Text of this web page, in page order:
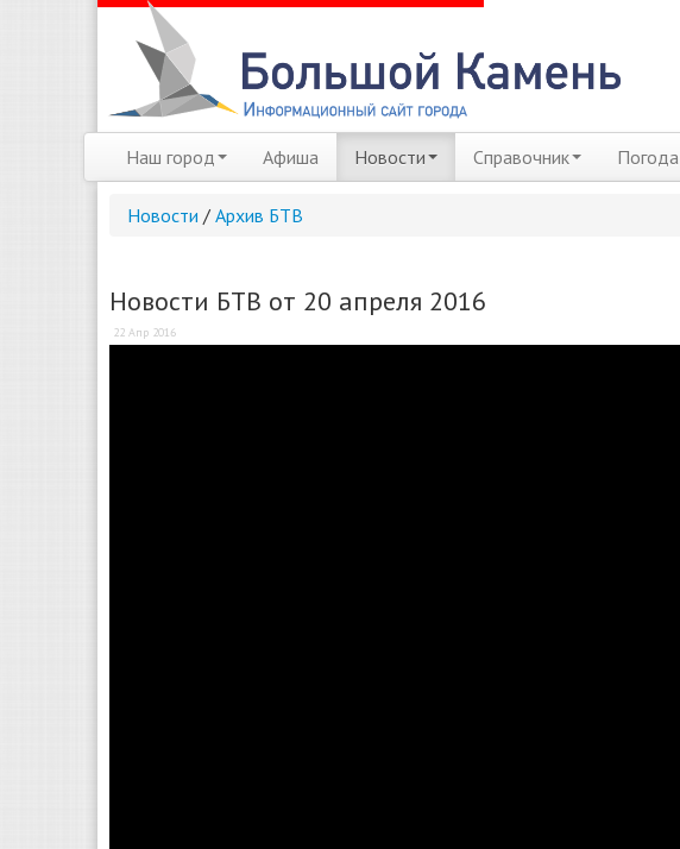
Наш город Афиша Новости Справочник Погода
Новости / Архив БТВ
Новости БТВ от 20 апреля 2016
22 Апр 2016